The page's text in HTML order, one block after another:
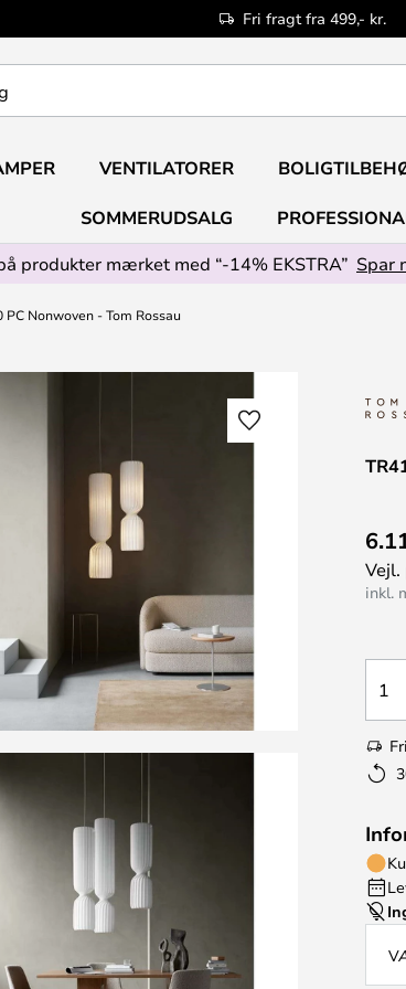
Fri fragt fra 499,- kr.
VENTILATORER
SOMMERUDSALG
produkter mærket med “-14% EKSTRA” Spar
Nonwoven - Tom Rossau
Vejl.
inkl.
1